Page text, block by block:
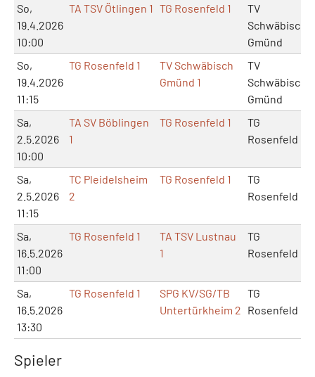
So,
19.4.2026
10:00
TA TSV Ötlingen 1 TG Rosenfeld 1
TV
Schwäbisch
Gmünd
So,
19.4.2026
11:15
TG Rosenfeld 1
TV Schwäbisch
Gmünd 1
TV
Schwäbisch
Gmünd
Sa,
2.5.2026
10:00
TA SV Böblingen
1
TG Rosenfeld 1
TG
Rosenfeld
Sa,
2.5.2026
11:15
TC Pleidelsheim
2
TG Rosenfeld 1
TG
Rosenfeld
Sa,
16.5.2026
11:00
TG Rosenfeld 1
TA TSV Lustnau
1
TG
Rosenfeld
Sa,
16.5.2026
13:30
TG Rosenfeld 1
SPG KV/SG/TB
Untertürkheim 2
TG
Rosenfeld
Spieler